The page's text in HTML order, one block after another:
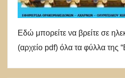
Εδώ μπορείτε να βρείτε σε
(αρχείο pdf) όλα τα φύλλα της